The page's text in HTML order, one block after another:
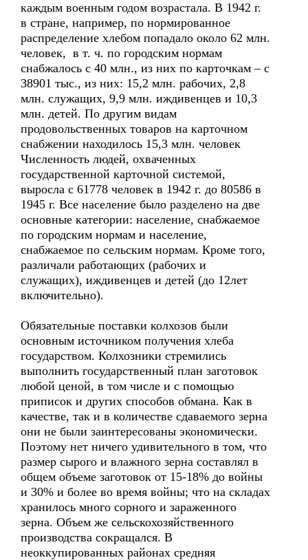
каждым военным годом возрастала. В 1942 г.
в стране, например, по нормированное
распределение хлебом попадало около 62 млн.
человек, в т. ч. по городским нормам
снабжалось с 40 млн., из них по карточкам – с
38901 тыс., из них: 15,2 млн. рабочих, 2,8
млн. служащих, 9,9 млн. иждивенцев и 10,3
млн. детей. По другим видам
продовольственных товаров на карточном
снабжении находилось 15,3 млн. человек
Численность людей, охваченных
государственной карточной системой,
выросла с 61778 человек в 1942 г. до 80586 в
1945 г. Все население было разделено на две
основные категории: население, снабжаемое
по городским нормам и население,
снабжаемое по сельским нормам. Кроме того,
различали работающих (рабочих и
служащих), иждивенцев и детей (до 12лет
включительно).
Обязательные поставки колхозов были
основным источником получения хлеба
государством. Колхозники стремились
выполнить государственный план заготовок
любой ценой, в том числе и с помощью
приписок и других способов обмана. Как в
качестве, так и в количестве сдаваемого зерна
они не были заинтересованы экономически.
Поэтому нет ничего удивительного в том, что
размер сырого и влажного зерна составлял в
общем объеме заготовок от 15-18% до войны
и 30% и более во время войны; что на складах
хранилось много сорного и зараженного
зерна. Объем же сельскохозяйственного
производства сокращался. В
неоккупированных районах средняя